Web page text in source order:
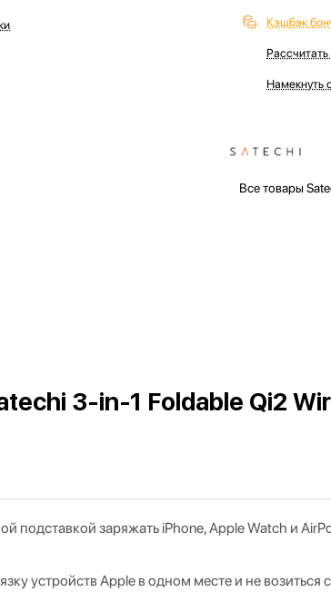
Кэшбэк
Рассчитать
Намекнуть
Все товары
3-in-1 Foldable Qi2
подставкой заряжать iPhone, Apple Watch и
устройств Apple в одном месте и не возиться